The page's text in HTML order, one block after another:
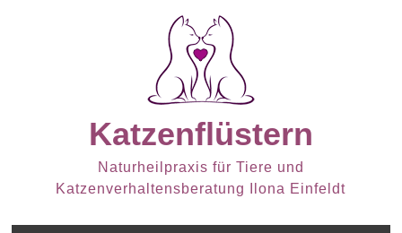
Katzenflüstern
Naturheilpraxis für Tiere und
Katzenverhaltensberatung Ilona Einfeldt